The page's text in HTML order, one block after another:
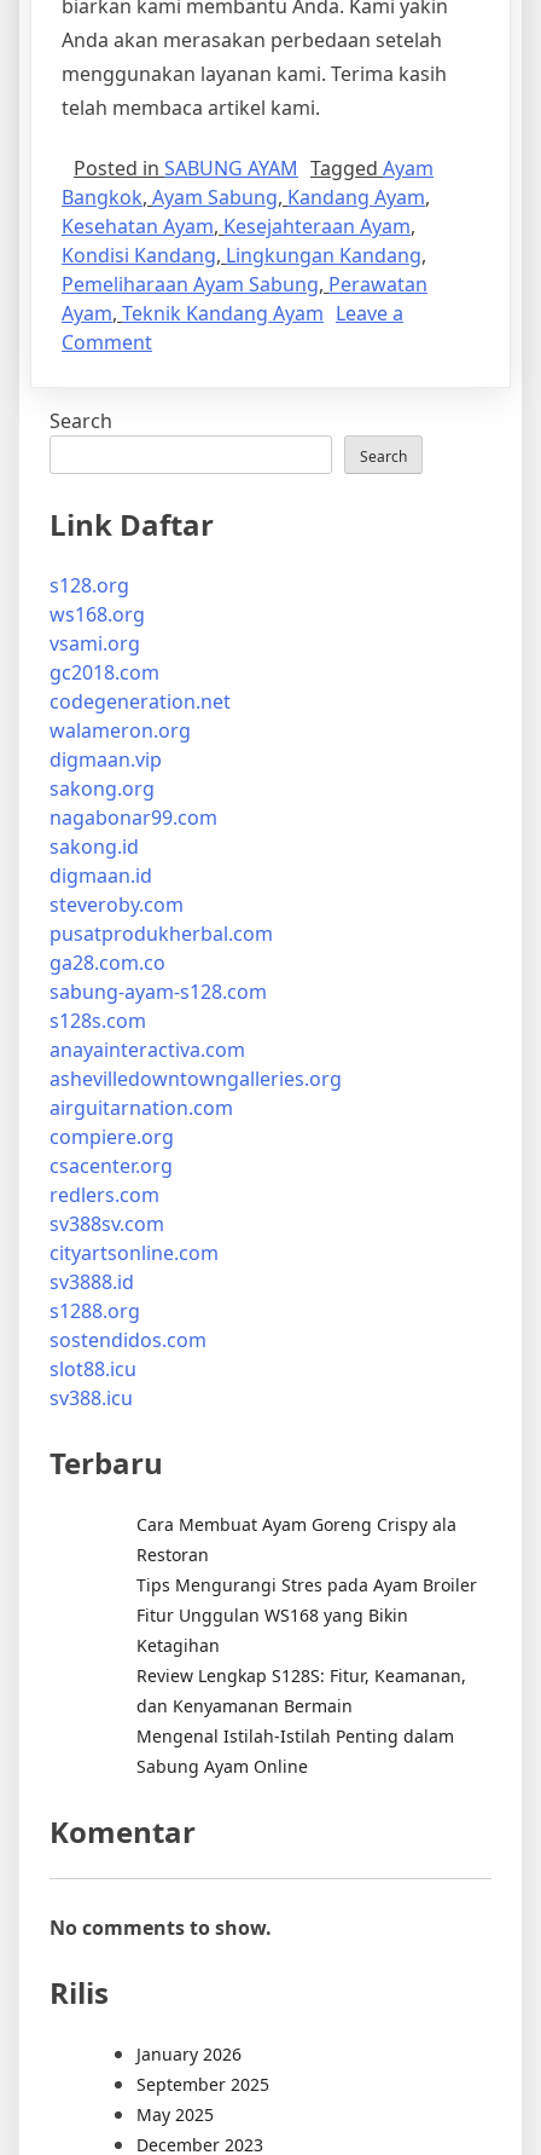
biarkan kami membantu Anda. Kami yakin
Anda akan merasakan perbedaan setelah
menggunakan layanan kami. Terima kasih
telah membaca artikel kami.
Posted in SABUNG AYAM Tagged Ayam
Bangkok, Ayam Sabung, Kandang Ayam,
Kesehatan Ayam, Kesejahteraan Ayam,
Kondisi Kandang, Lingkungan Kandang,
Pemeliharaan Ayam Sabung, Perawatan
Ayam, Teknik Kandang Ayam Leave a
Commenton
Kandang
Sabung
Search
Search
Link Daftar
s128.org
ws168.org
vsami.org
gc2018.com
codegeneration.net
walameron.org
digmaan.vip
sakong.org
nagabonar99.com
sakong.id
digmaan.id
steveroby.com
pusatprodukherbal.com
ga28.com.co
sabung-ayam-s128.com
s128s.com
anayainteractiva.com
ashevilledowntowngalleries.org
airguitarnation.com
compiere.org
csacenter.org
redlers.com
sv388sv.com
cityartsonline.com
sv3888.id
s1288.org
sostendidos.com
slot88.icu
sv388.icu
Terbaru
Cara Membuat Ayam Goreng Crispy ala
Restoran
Tips Mengurangi Stres pada Ayam Broiler
Fitur Unggulan WS168 yang Bikin
Ketagihan
Review Lengkap S128S: Fitur, Keamanan,
dan Kenyamanan Bermain
Mengenal Istilah-Istilah Penting dalam
Sabung Ayam Online
Komentar
No comments to show.
Rilis
January 2026
September 2025
May 2025
December 2023